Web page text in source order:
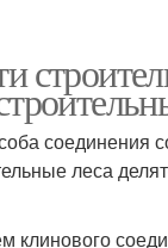
соединения
леса
клинового